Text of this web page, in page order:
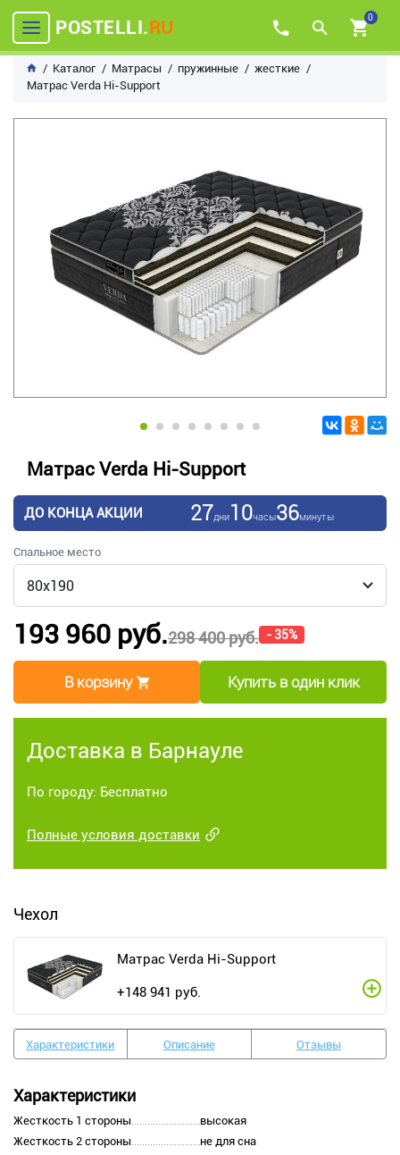
POSTELLI.RU 0
Каталог Матрасы пружинные
жесткие
Матрас Verda Hi-Support
Матрас Verda Hi-Support
ДО КОНЦА АКЦИИ 27дни10часы36минуты
Спальное место
298 400 руб. - 35%
193 960 руб.
В корзину Купить в один клик
Доставка в Барнауле
По городу: Бесплатно
Полные условия доставки
Чехол
Матрас Verda Hi-Support
+148 941 руб.
Характеристики Описание Отзывы
Характеристики
Жесткость 1 стороны
высокая
Жесткость 2 стороны
не для сна